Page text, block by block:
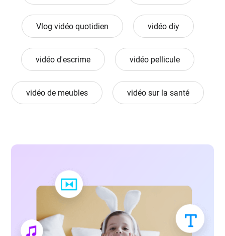
Vlog vidéo quotidien vidéo diy
vidéo d'escrime vidéo pellicule
vidéo de meubles vidéo sur la santé